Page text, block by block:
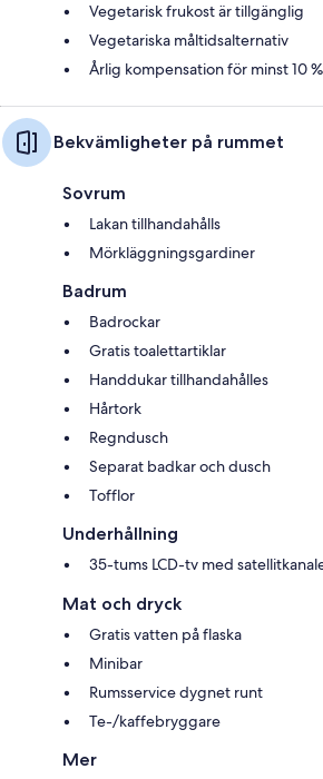
Vegetarisk frukost är tillgänglig
Vegetariska måltidsalternativ
Årlig kompensation för minst 10
Bekvämligheter på rummet
Sovrum
Lakan tillhandahålls
Mörkläggningsgardiner
Badrum
Badrockar
Gratis toalettartiklar
Handdukar tillhandahålles
Hårtork
Regndusch
Separat badkar och dusch
Tofflor
Underhållning
35-tums LCD-tv med
Mat och dryck
Gratis vatten på flaska
Minibar
Rumsservice dygnet runt
Te-/kaffebryggare
Mer